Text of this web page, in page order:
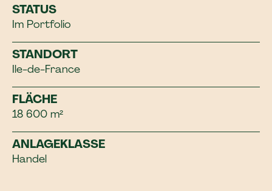
STATUS
Im Portfolio
STANDORT
Ile-de-France
FLÄCHE
18 600 m²
ANLAGEKLASSE
Handel